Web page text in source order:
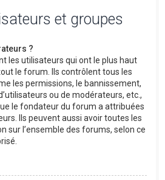
et groupes
?
les utilisateurs qui ont le plus haut
le forum. Ils contrôlent tous les
les permissions, le bannissement,
ou de modérateurs, etc.,
le fondateur du forum a attribuées
Ils peuvent aussi avoir toutes les
sur l’ensemble des forums, selon ce